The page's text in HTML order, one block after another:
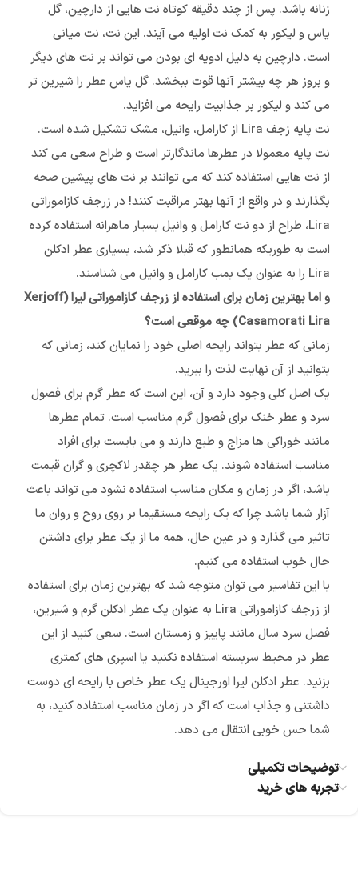
زنانه باشد. پس از چند دقیقه کوتاه نت هایی از دارچین، گل
یاس و لیکور به کمک نت اولیه می آیند. این نت، نت میانی
است. دارچین به دلیل ادویه ای بودن می تواند بر نت های دیگر
و بروز هر چه بیشتر آنها قوت ببخشد. گل یاس عطر را شیرین تر
می کند و لیکور بر جذابیت رایحه می افزاید.
نت پایه زجف Lira از کارامل، وانیل، مشک تشکیل شده است.
نت پایه معمولا در عطرها ماندگارتر است و طراح سعی می کند
از نت هایی استفاده کند که می توانند بر نت های پیشین صحه
بگذارند و در واقع از آنها بهتر مراقبت کنند! در زرجف کازاموراتی
Lira، طراح از دو نت کارامل و وانیل بسیار ماهرانه استفاده کرده
است به طوریکه همانطور که قبلا ذکر شد، بسیاری عطر ادکلن
Lira را به عنوان یک بمب کارامل و وانیل می شناسند.
و اما بهترین زمان برای استفاده از زرجف کازاموراتی لیرا (Xerjoff
Casamorati Lira) چه موقعی است؟
زمانی که عطر بتواند رایحه اصلی خود را نمایان کند، زمانی که
بتوانید از آن نهایت لذت را ببرید.
یک اصل کلی وجود دارد و آن، این است که عطر گرم برای فصول
سرد و عطر خنک برای فصول گرم مناسب است. تمام عطرها
مانند خوراکی ها مزاج و طبع دارند و می بایست برای افراد
مناسب استفاده شوند. یک عطر هر چقدر لاکچری و گران قیمت
باشد، اگر در زمان و مکان مناسب استفاده نشود می تواند باعث
آزار شما باشد چرا که یک رایحه مستقیما بر روی روح و روان ما
تاثیر می گذارد و در عین حال، همه ما از یک عطر برای داشتن
حال خوب استفاده می کنیم.
با این تفاسیر می توان متوجه شد که بهترین زمان برای استفاده
از زرجف کازاموراتی Lira به عنوان یک عطر ادکلن گرم و شیرین،
فصل سرد سال مانند پاییز و زمستان است. سعی کنید از این
عطر در محیط سربسته استفاده نکنید یا اس‍پری های کمتری
بزنید. عطر ادکلن لیرا اورجینال یک عطر خاص با رایحه ای دوست
داشتنی و جذاب است که اگر در زمان مناسب استفاده کنید، به
شما حس خوبی انتقال می دهد.
توضیحات تکمیلی
تجربه های خرید